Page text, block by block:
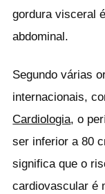
gordura visceral
abdominal.
Segundo várias
internacionais,
Cardiologia, o
ser inferior a 80
significa que o
cardiovascular é